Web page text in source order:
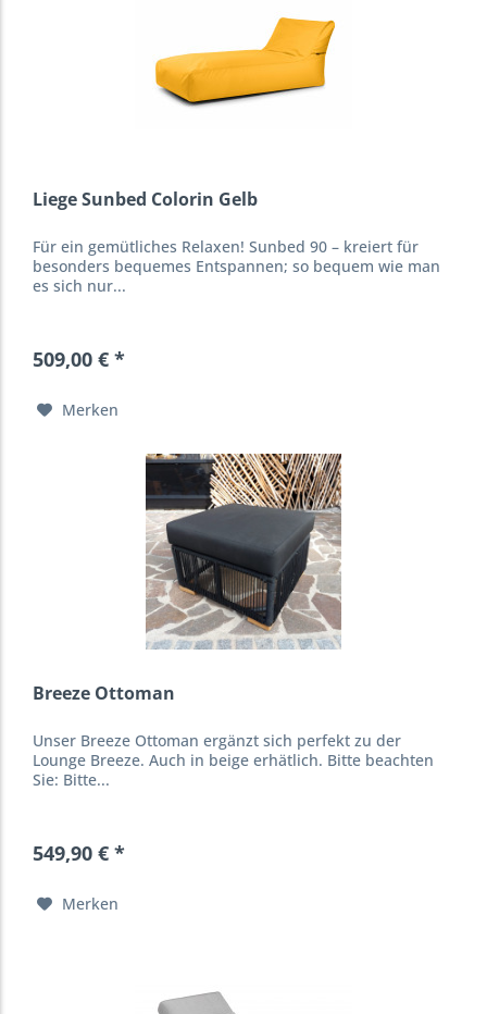
Liege Sunbed Colorin Gelb
Für ein gemütliches Relaxen! Sunbed 90 – kreiert für
besonders bequemes Entspannen; so bequem wie man
es sich nur...
509,00 € *
Merken
Breeze Ottoman
Unser Breeze Ottoman ergänzt sich perfekt zu der
Lounge Breeze. Auch in beige erhätlich. Bitte beachten
Sie: Bitte...
549,90 € *
Merken